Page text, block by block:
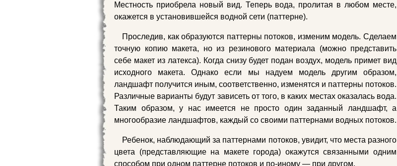
Местность приобрела новый вид. Теперь вода, пролитая в любом месте,
окажется в установившейся водной сети (паттерне).
Проследив, как образуются паттерны потоков, изменим модель. Сделаем
точную копию макета, но из резинового материала (можно представить
себе макет из латекса). Когда снизу будет подан воздух, модель примет вид
исходного макета. Однако если мы надуем модель другим образом,
ландшафт получится иным, соответственно, изменятся и паттерны потоков.
Различные варианты будут зависеть от того, в каких местах оказалась вода.
Таким образом, у нас имеется не просто один заданный ландшафт, а
многообразие ландшафтов, каждый со своими паттернами водных потоков.
Ребенок, наблюдающий за паттернами потоков, увидит, что места разного
цвета (представляющие на макете города) окажутся связанными одним
способом при одном паттерне потоков и по-иному — при другом.